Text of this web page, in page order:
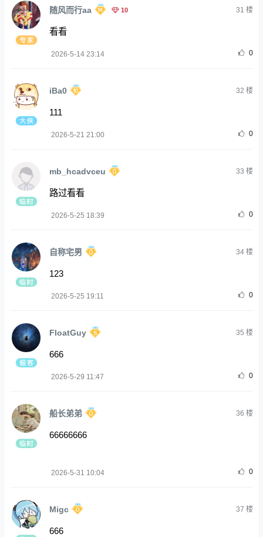
随风而行aa 10 31 楼
看看
2026-5-14 23:14 0
iBa0 32 楼
111
2026-5-21 21:00 0
mb_hcadvceu 33 楼
路过看看
2026-5-25 18:39 0
自称宅男 34楼
123
2026-5-25 19:11 0
FloatGuy 35 楼
666
2026-5-29 11:47 0
船长弟弟 36 楼
66666666
2026-5-31 10:04 0
Migc 37 楼
666